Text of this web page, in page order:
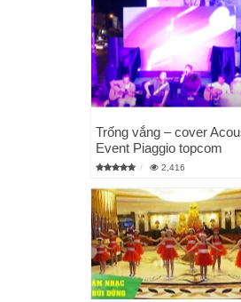
Trống vắng – cover
Event Piaggio topcom
2,416